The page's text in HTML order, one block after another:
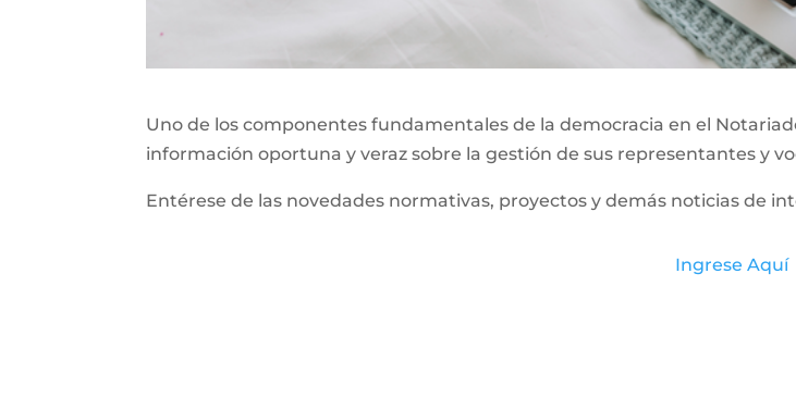
Uno de los componentes fundamentales de la democracia en el
información oportuna y veraz sobre la gestión de sus representantes y
Entérese de las novedades normativas, proyectos y demás noticias de
Ingrese Aquí